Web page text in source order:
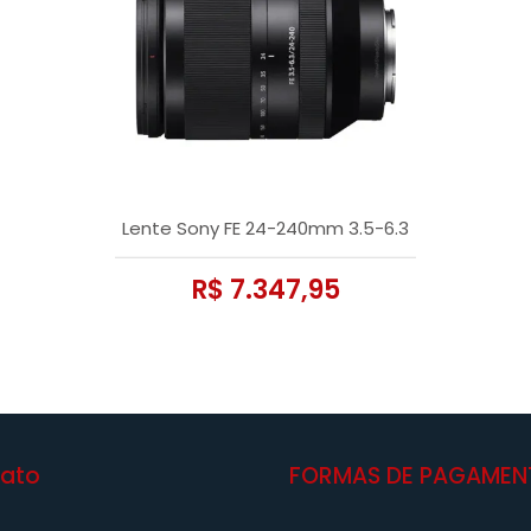
Lente Sony FE 24-240mm 3.5-6.3
R$ 7.347,95
FORMAS DE